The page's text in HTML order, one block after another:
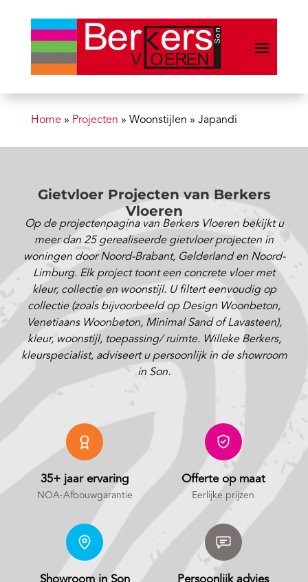
Home» Projecten » Woonstijlen » Japandi
Gietvloer Projecten van Berkers
Vloeren
Op de projectenpagina van Berkers Vloeren bekijkt u
meer dan 25 gerealiseerde gietvloer projecten in
woningen door Noord-Brabant, Gelderland en Noord-
Limburg. Elk project toont een concrete vloer met
kleur, collectie en woonstijl. U filtert eenvoudig op
collectie (zoals bijvoorbeeld op Design Woonbeton,
Venetiaans Woonbeton, Minimal Sand of Lavasteen),
kleur, woonstijl, toepassing/ ruimte. Willeke Berkers,
kleurspecialist, adviseert u persoonlijk in de showroom
in Son.
35+ jaar ervaring
NOA-Afbouwgarantie
Offerte op maat
Eerlijke prijzen